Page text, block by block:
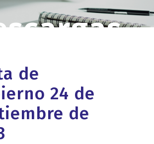
de
24 de
de